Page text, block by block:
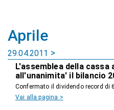
Aprile
29.04.2011
L'assemblea della cassa
all'unanimita' il bilancio
Confermato il dividendo record di
Vai alla pagina >